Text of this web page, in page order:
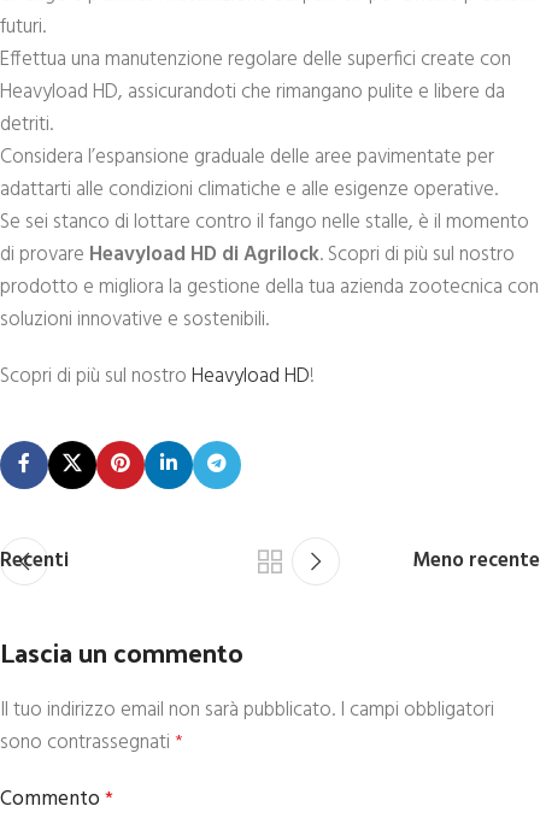
futuri.
Effettua una manutenzione regolare delle superfici create con
Heavyload HD, assicurandoti che rimangano pulite e libere da
detriti.
Considera l’espansione graduale delle aree pavimentate per
adattarti alle condizioni climatiche e alle esigenze operative.
Se sei stanco di lottare contro il fango nelle stalle, è il momento
di provare Heavyload HD di Agrilock. Scopri di più sul nostro
prodotto e migliora la gestione della tua azienda zootecnica con
soluzioni innovative e sostenibili.
Scopri di più sul nostroHeavyload HD!
Recenti Meno recente
Lascia un commento
Il tuo indirizzo email non sarà pubblicato. I campi obbligatori
sono contrassegnati*
Commento*